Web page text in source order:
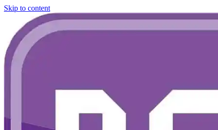
Skip to content